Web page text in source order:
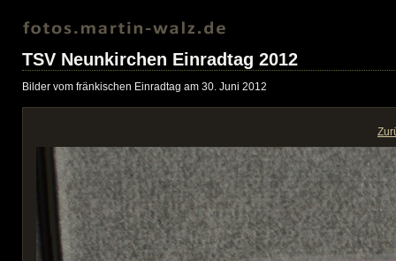
TSV Neunkirchen Einradtag 2012
Bilder vom fränkischen Einradtag am 30. Juni 2012